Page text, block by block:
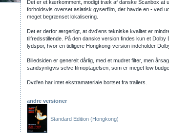
Det er et kærkomment, modigt træk af danske Scanbox at
forholdsvis overset asiatisk gyserfilm, der havde en - ved
meget begrænset lokalisering.
Det er derfor ærgerligt, at dvd’ens tekniske kvalitet er
tilfredsstillende. På den danske version findes kun et Dolby
lydspor, hvor en tidligere Hongkong-version indeholder
Billedsiden er generelt dårlig, med et mudret filter, men
sandsynligvis selve filmoptagelsen, som er meget low
Dvd'en har intet ekstramateriale bortset fra trailers.
andre versioner
Standard Edition (Hongkong)